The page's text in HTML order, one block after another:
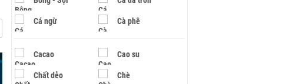
Cá ngừ Cà phê
Cacao Cao su
Chất dẻo Chè